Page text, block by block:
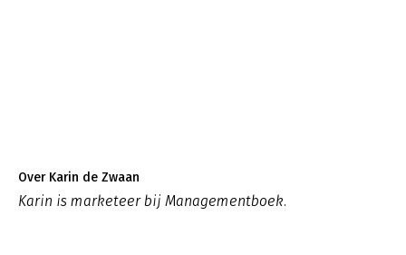
Over Karin de Zwaan
Karin is marketeer bij Managementboek.